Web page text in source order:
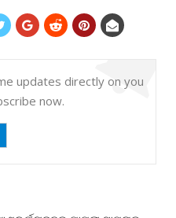
updates directly on you
now.